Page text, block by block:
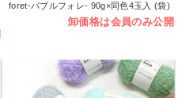
foret-バブルフォレ- 90g×同色4玉入 (袋)
卸価格は会員のみ公開